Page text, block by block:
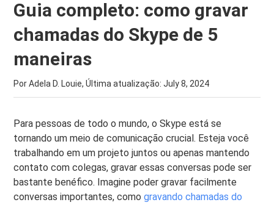
Guia completo: como gravar
chamadas do Skype de 5
maneiras
Por Adela D. Louie, Última atualização:July 8, 2024
Para pessoas de todo o mundo, o Skype está se
tornando um meio de comunicação crucial. Esteja você
trabalhando em um projeto juntos ou apenas mantendo
contato com colegas, gravar essas conversas pode ser
bastante benéfico. Imagine poder gravar facilmente
conversas importantes, comogravando chamadas do